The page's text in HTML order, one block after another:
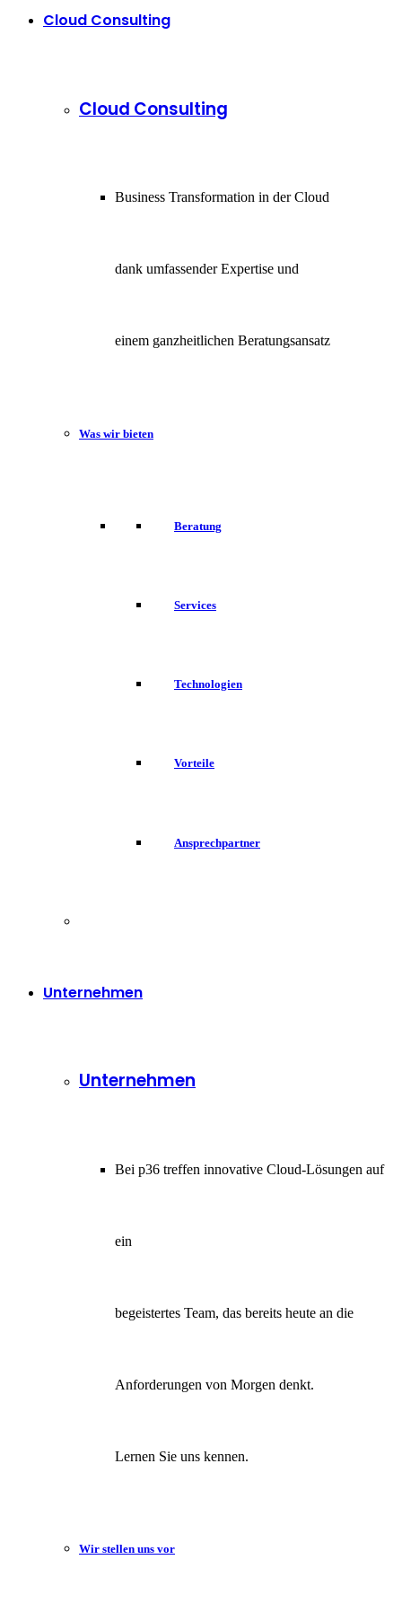
Cloud Consulting
Cloud Consulting
Business Transformation in der Cloud
dank umfassender Expertise und
einem ganzheitlichen Beratungsansatz
Was wir bieten
Beratung
Services
Technologien
Vorteile
Ansprechpartner
Unternehmen
Unternehmen
Bei p36 treffen innovative Cloud-Lösungen auf
ein
begeistertes Team, das bereits heute an die
Anforderungen von Morgen denkt.
Lernen Sie uns kennen.
Wir stellen uns vor